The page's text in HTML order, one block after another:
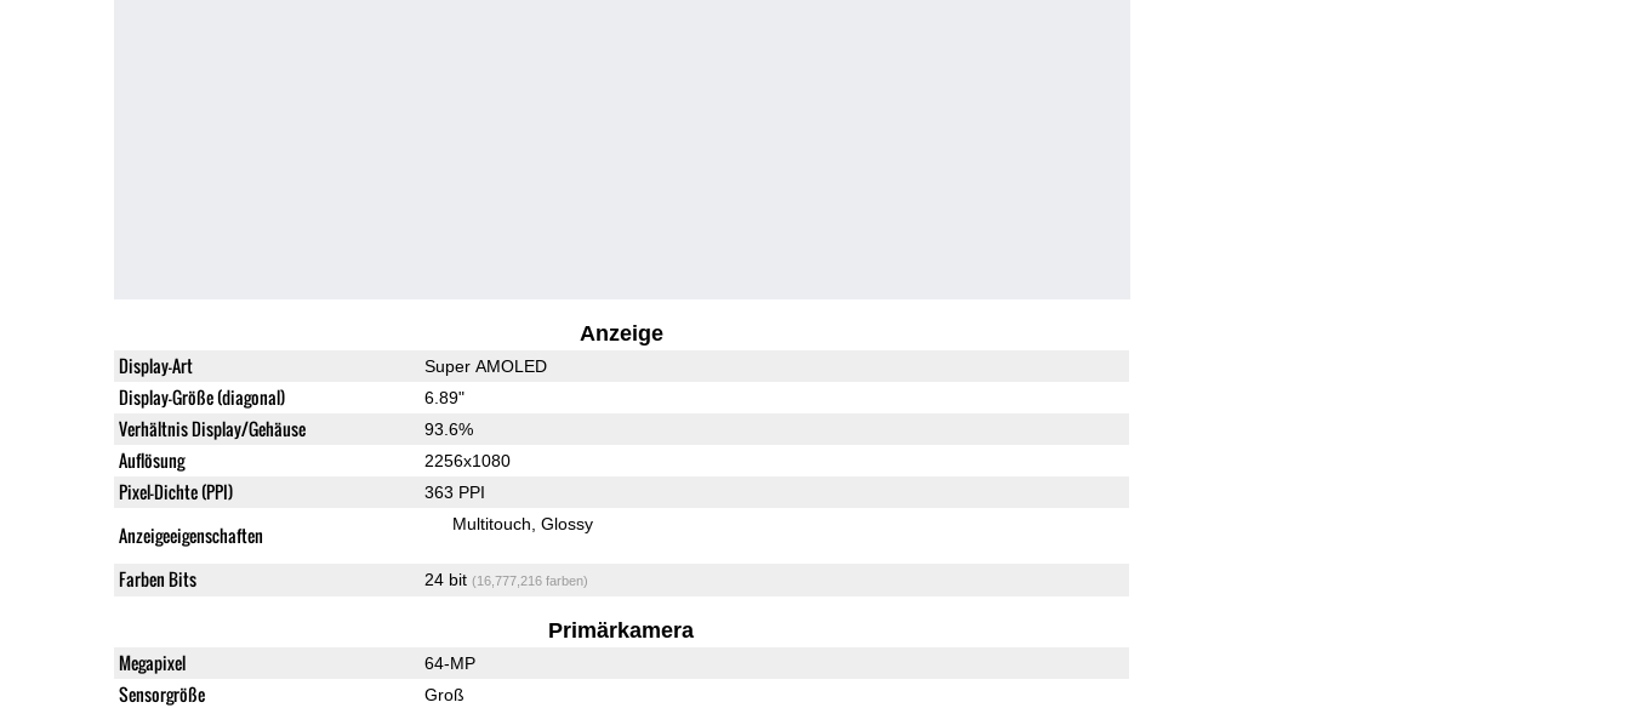
Anzeige
Display-Art Super AMOLED
Display-Größe (diagonal) 6.89"
Verhältnis Display/Gehäuse 93.6%
Auflösung 2256x1080
Pixel-Dichte (PPI) 363 PPI
Anzeigeeigenschaften Multitouch Glossy
Farben Bits 24 bit (16,777,216 farben)
Primärkamera
Megapixel 64-MP
Sensorgröße Groß